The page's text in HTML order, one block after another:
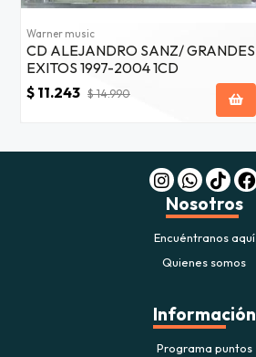
Warner music
CD ALEJANDRO SANZ/ GRANDES
EXITOS 1997-2004 1CD
$ 11.243 $ 14.990
Nosotros
Encuéntranos aquí
Quienes somos
Información
Programa puntos